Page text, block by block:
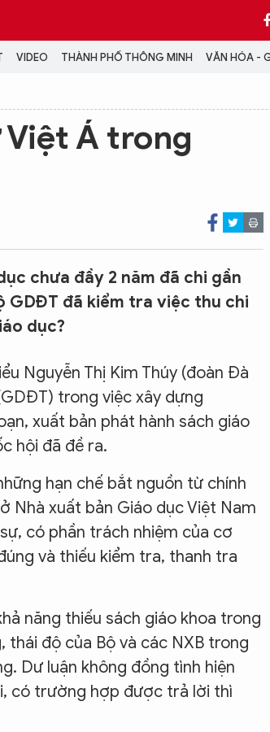
VIDEO THÀNH PHỐ THÔNG MINH VĂN HÓA -
LỊCH VẠN SỰ
Á trong
chưa đầy 2 năm đã chi gần
đã kiểm tra việc thu chi
dục?
Nguyễn Thị Kim Thúy (đoàn Đà
trong việc xây dựng
xuất bản phát hành sách giáo
hội đã đề ra.
hạn chế bắt nguồn từ chính
Nhà xuất bản Giáo dục Việt Nam
có phần trách nhiệm của cơ
và thiếu kiểm tra, thanh tra
năng thiếu sách giáo khoa trong
thái độ của Bộ và các NXB trong
Dư luận không đồng tình hiện
có trường hợp được trả lời thì